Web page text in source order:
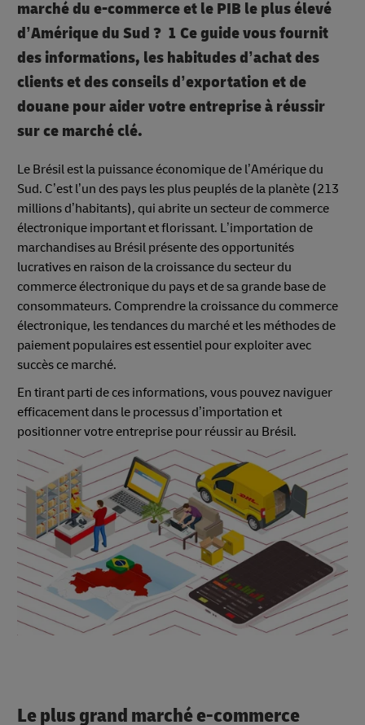
marché du e-commerce et le PIB le plus élevé
d’Amérique du Sud ? 1 Ce guide vous fournit
des informations, les habitudes d’achat des
clients et des conseils d’exportation et de
douane pour aider votre entreprise à réussir
sur ce marché clé.
Le Brésil est la puissance économique de l’Amérique du
Sud. C’est l’un des pays les plus peuplés de la planète (213
millions d’habitants), qui abrite un secteur de commerce
électronique important et florissant. L’importation de
marchandises au Brésil présente des opportunités
lucratives en raison de la croissance du secteur du
commerce électronique du pays et de sa grande base de
consommateurs. Comprendre la croissance du commerce
électronique, les tendances du marché et les méthodes de
paiement populaires est essentiel pour exploiter avec
succès ce marché.
En tirant parti de ces informations, vous pouvez naviguer
efficacement dans le processus d’importation et
positionner votre entreprise pour réussir au Brésil.
Le plus grand marché e-commerce